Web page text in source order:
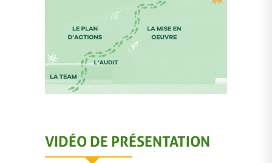
VIDÉO DE PRÉSENTATION